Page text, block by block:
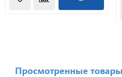
Просмотренные товары